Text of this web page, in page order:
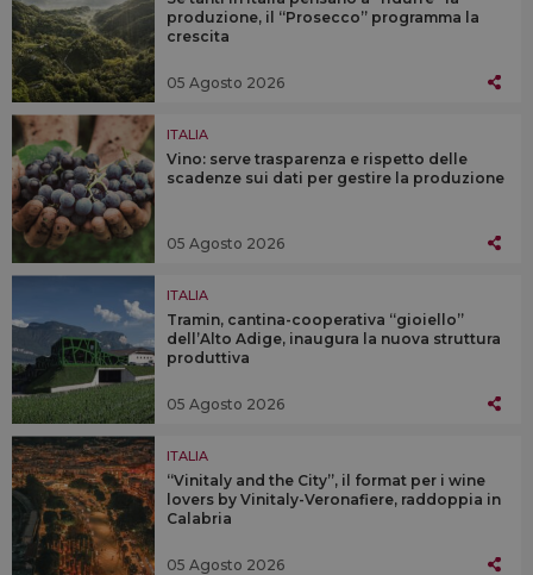
produzione, il “Prosecco” programma la
crescita
05 Agosto 2026
ITALIA
Vino: serve trasparenza e rispetto delle
scadenze sui dati per gestire la produzione
05 Agosto 2026
ITALIA
Tramin, cantina-cooperativa “gioiello”
dell’Alto Adige, inaugura la nuova struttura
produttiva
05 Agosto 2026
ITALIA
“Vinitaly and the City”, il format per i wine
lovers by Vinitaly-Veronafiere, raddoppia in
Calabria
05 Agosto 2026